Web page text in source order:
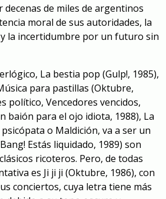
decenas de miles de argentinos
moral de sus autoridades, la
la incertidumbre por un futuro sin
, La bestia pop (Gulp!, 1985),
para pastillas (Oktubre,
político, Vencedores vencidos,
baión para el ojo idiota, 1988), La
o Maldición, va a ser un
Estás liquidado, 1989) son
ricoteros. Pero, de todas
es Ji ji ji (Oktubre, 1986), con
conciertos, cuya letra tiene más